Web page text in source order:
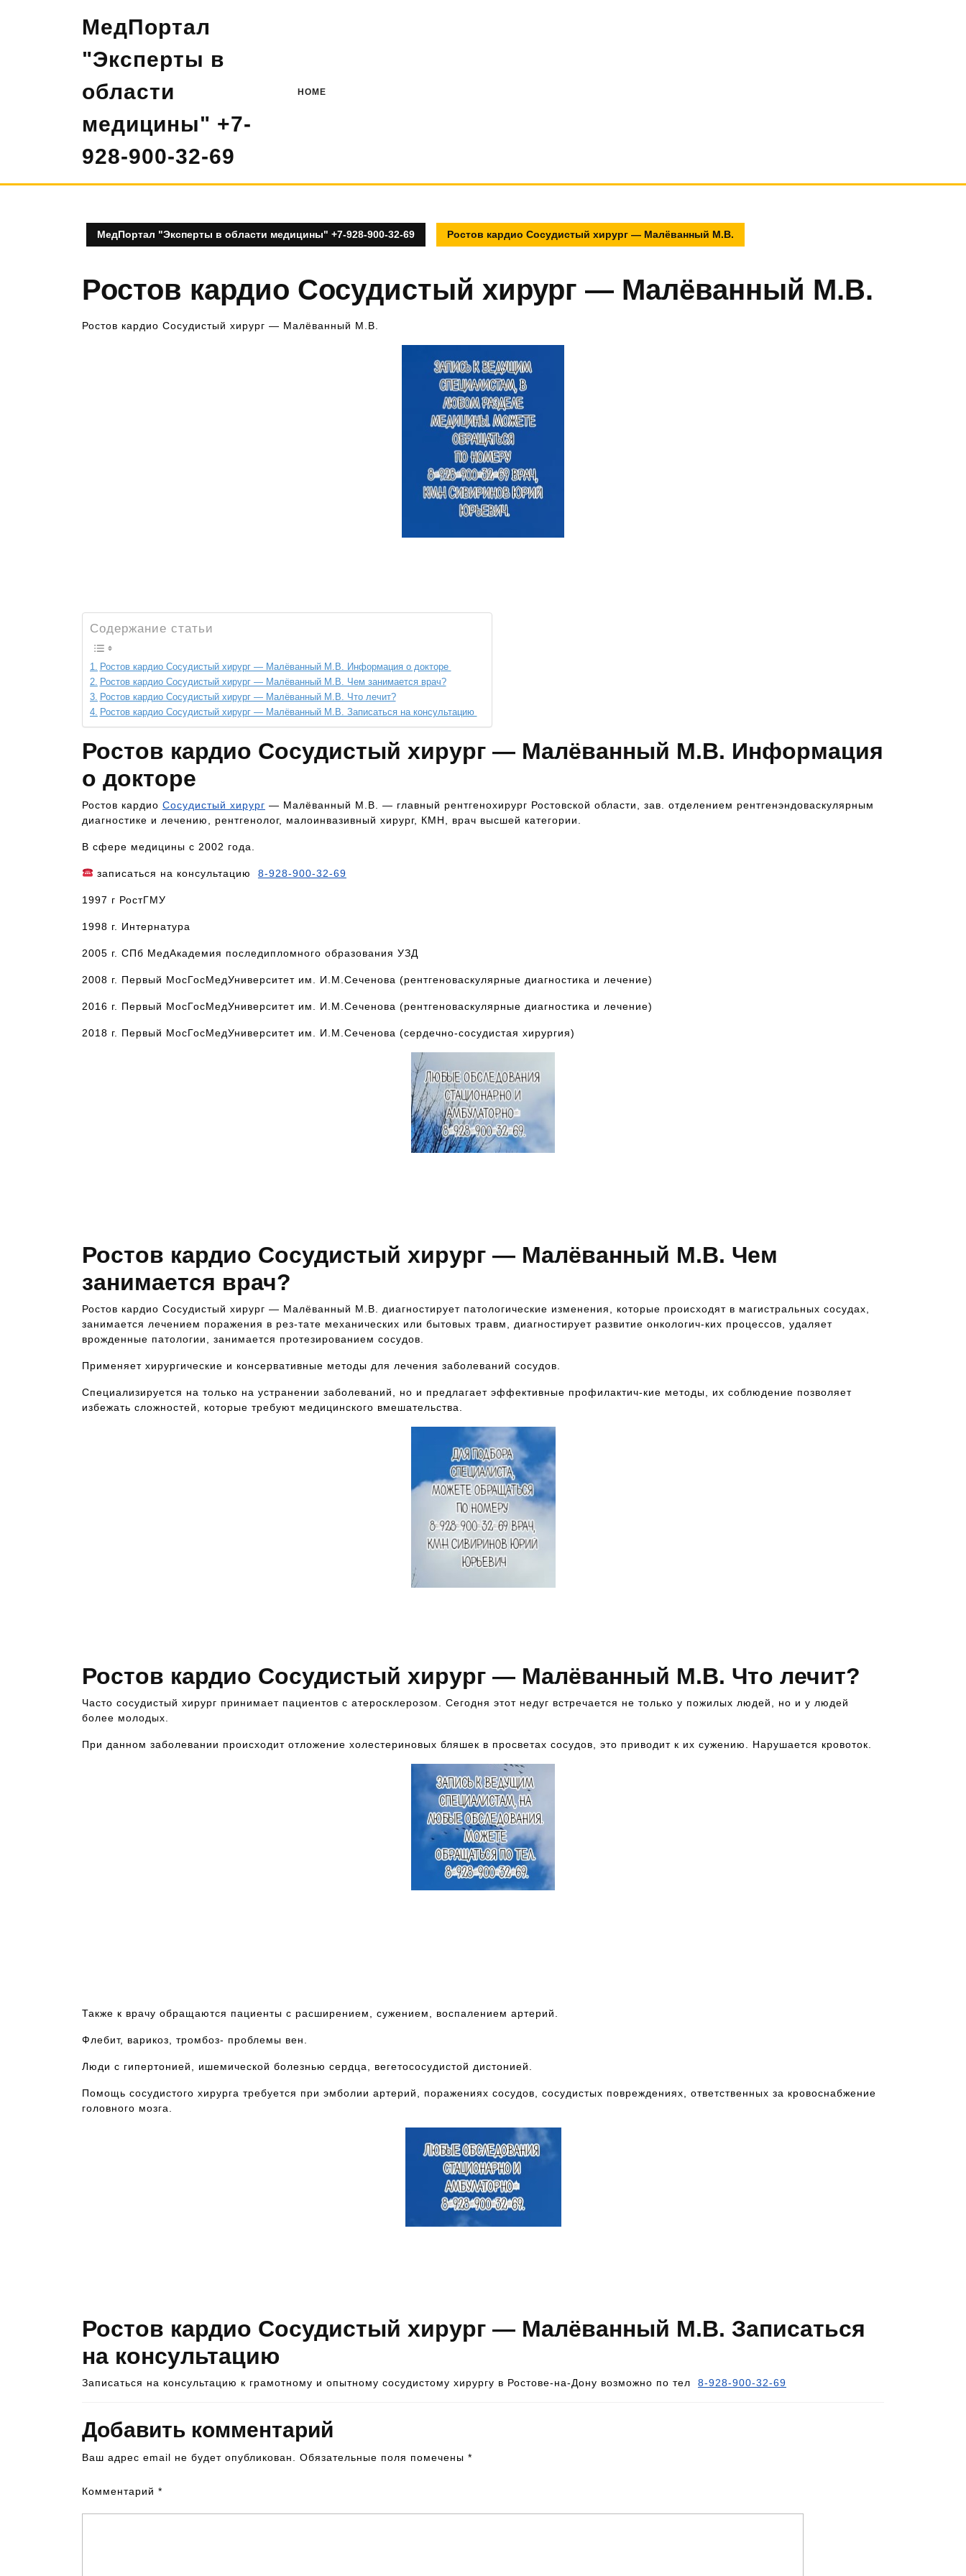
МедПортал
"Эксперты в
области
медицины" +7-
928-900-32-69
HOME
МедПортал "Эксперты в области медицины" +7-928-900-32-69 Ростов кардио Сосудистый хирург — Малёванный М.В.
Ростов кардио Сосудистый хирург — Малёванный М.В.
Ростов кардио Сосудистый хирург — Малёванный М.В.
Содержание статьи
Ростов кардио Сосудистый хирург — Малёванный М.В. Информация о докторе
Ростов кардио Сосудистый хирург — Малёванный М.В. Чем занимается врач?
Ростов кардио Сосудистый хирург — Малёванный М.В. Что лечит?
Ростов кардио Сосудистый хирург — Малёванный М.В. Записаться на консультацию
Ростов кардио Сосудистый хирург — Малёванный М.В. Информация
о докторе
Ростов кардио Сосудистый хирург — Малёванный М.В. — главный рентгенохирург Ростовской области, зав. отделением рентгенэндоваскулярным
диагностике и лечению, рентгенолог, малоинвазивный хирург, КМН, врач высшей категории.
В сфере медицины с 2002 года.
записаться на консультацию 8-928-900-32-69
1997 г РостГМУ
1998 г. Интернатура
2005 г. СПб МедАкадемия последипломного образования УЗД
2008 г. Первый МосГосМедУниверситет им. И.М.Сеченова (рентгеноваскулярные диагностика и лечение)
2016 г. Первый МосГосМедУниверситет им. И.М.Сеченова (рентгеноваскулярные диагностика и лечение)
2018 г. Первый МосГосМедУниверситет им. И.М.Сеченова (сердечно-сосудистая хирургия)
Ростов кардио Сосудистый хирург — Малёванный М.В. Чем
занимается врач?
Ростов кардио Сосудистый хирург — Малёванный М.В. диагностирует патологические изменения, которые происходят в магистральных сосудах,
занимается лечением поражения в рез-тате механических или бытовых травм, диагностирует развитие онкологич-ких процессов, удаляет
врожденные патологии, занимается протезированием сосудов.
Применяет хирургические и консервативные методы для лечения заболеваний сосудов.
Специализируется на только на устранении заболеваний, но и предлагает эффективные профилактич-кие методы, их соблюдение позволяет
избежать сложностей, которые требуют медицинского вмешательства.
Ростов кардио Сосудистый хирург — Малёванный М.В. Что лечит?
Часто сосудистый хирург принимает пациентов с атеросклерозом. Сегодня этот недуг встречается не только у пожилых людей, но и у людей
более молодых.
При данном заболевании происходит отложение холестериновых бляшек в просветах сосудов, это приводит к их сужению. Нарушается кровоток.
Также к врачу обращаются пациенты с расширением, сужением, воспалением артерий.
Флебит, варикоз, тромбоз- проблемы вен.
Люди с гипертонией, ишемической болезнью сердца, вегетососудистой дистонией.
Помощь сосудистого хирурга требуется при эмболии артерий, поражениях сосудов, сосудистых повреждениях, ответственных за кровоснабжение
головного мозга.
Ростов кардио Сосудистый хирург — Малёванный М.В. Записаться
на консультацию
Записаться на консультацию к грамотному и опытному сосудистому хирургу в Ростове-на-Дону возможно по тел 8-928-900-32-69
Добавить комментарий
Ваш адрес email не будет опубликован. Обязательные поля помечены *
Комментарий *